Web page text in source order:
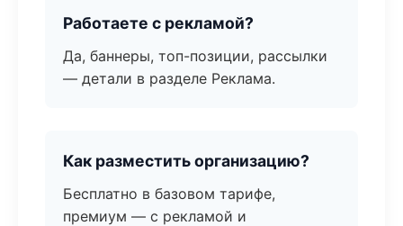
Работаете с рекламой?
Да, баннеры, топ-позиции, рассылки
— детали в разделе Реклама.
Как разместить организацию?
Бесплатно в базовом тарифе,
премиум — с рекламой и